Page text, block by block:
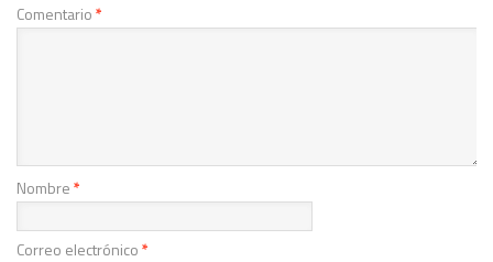
Comentario*
Nombre*
Correo electrónico*